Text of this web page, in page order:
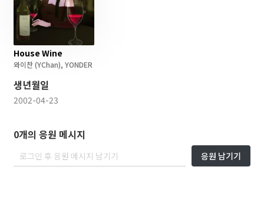
House Wine
와이찬(YChan), YONDER
생년월일
2002-04-23
0개의 응원 메시지
응원 남기기